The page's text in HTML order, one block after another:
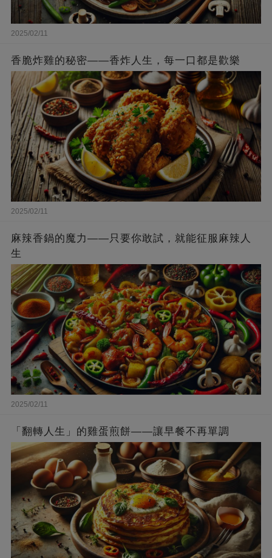
2025/02/11
香脆炸雞的秘密——香炸人生，每一口都是歡樂
2025/02/11
麻辣香鍋的魔力——只要你敢試，就能征服麻辣人
生
2025/02/11
「翻轉人生」的雞蛋煎餅——讓早餐不再單調